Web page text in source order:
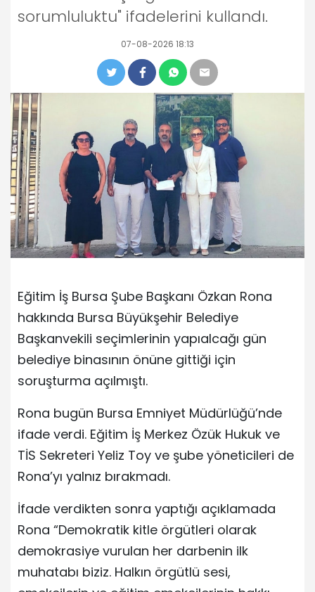
sorumluluktu" ifadelerini kullandı.
07-08-2026 18:13
Eğitim İş Bursa Şube Başkanı Özkan Rona
hakkında Bursa Büyükşehir Belediye
Başkanvekili seçimlerinin yapıalcağı gün
belediye binasının önüne gittiği için
soruşturma açılmıştı.
Rona bugün Bursa Emniyet Müdürlüğü’nde
ifade verdi. Eğitim İş Merkez Özük Hukuk ve
TİS Sekreteri Yeliz Toy ve şube yöneticileri de
Rona’yı yalnız bırakmadı.
İfade verdikten sonra yaptığı açıklamada
Rona “Demokratik kitle örgütleri olarak
demokrasiye vurulan her darbenin ilk
muhatabı biziz. Halkın örgütlü sesi,